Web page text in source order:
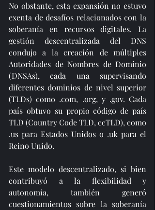
No obstante, esta expansión no estuvo
exenta de desafíos relacionados con la
soberanía en recursos digitales. La
gestión descentralizada del DNS
condujo a la creación de múltiples
Autoridades de Nombres de Dominio
(DNSAs), cada una supervisando
diferentes dominios de nivel superior
(TLDs) como .com, .org, y .gov. Cada
país obtuvo su propio código de país
TLD (Country Code TLD, ccTLD), como
.us para Estados Unidos o .uk para el
Reino Unido.
Este modelo descentralizado, si bien
contribuyó a la flexibilidad y
autonomía, también generó
cuestionamientos sobre la soberanía